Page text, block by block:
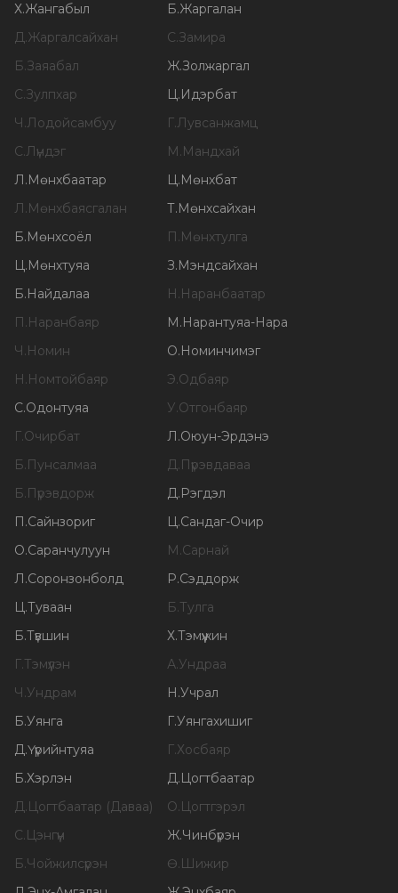
Х.Жангабыл Б.Жаргалан
Д.Жаргалсайхан С.Замира
Б.Заяабал Ж.Золжаргал
С.Зулпхар Ц.Идэрбат
Ч.Лодойсамбуу Г.Лувсанжамц
С.Лүндэг М.Мандхай
Л.Мөнхбаатар Ц.Мөнхбат
Л.Мөнхбаясгалан Т.Мөнхсайхан
Б.Мөнхсоёл П.Мөнхтулга
Ц.Мөнхтуяа З.Мэндсайхан
Б.Найдалаа Н.Наранбаатар
П.Наранбаяр М.Нарантуяа-Нара
Ч.Номин О.Номинчимэг
Н.Номтойбаяр Э.Одбаяр
С.Одонтуяа У.Отгонбаяр
Г.Очирбат Л.Оюун-Эрдэнэ
Б.Пунсалмаа Д.Пүрэвдаваа
Б.Пүрэвдорж Д.Рэгдэл
П.Сайнзориг Ц.Сандаг-Очир
О.Саранчулуун М.Сарнай
Л.Соронзонболд Р.Сэддорж
Ц.Туваан Б.Тулга
Б.Түвшин Х.Тэмүүжин
Г.Тэмүүлэн А.Ундраа
Ч.Ундрам Н.Учрал
Б.Уянга Г.Уянгахишиг
Д.Үүрийнтуяа Г.Хосбаяр
Б.Хэрлэн Д.Цогтбаатар
Д.Цогтбаатар (Даваа) О.Цогтгэрэл
С.Цэнгүүн Ж.Чинбүрэн
Б.Чойжилсүрэн Ө.Шижир